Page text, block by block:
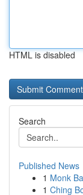
HTML is disabled
Search
Published News
1 Monk
1 Ching